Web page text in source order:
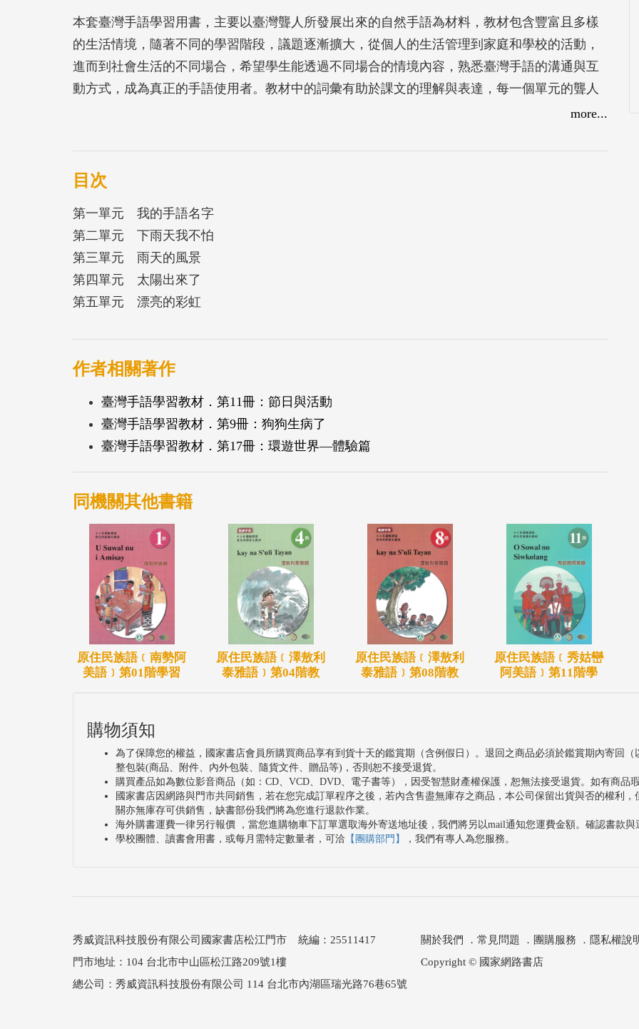
本套臺灣手語學習用書，主要以臺灣聾人所發展出來的自然手語為材料，教材包含豐富且多樣
的生活情境，隨著不同的學習階段，議題逐漸擴大，從個人的生活管理到家庭和學校的活動，
進而到社會生活的不同場合，希望學生能透過不同場合的情境內容，熟悉臺灣手語的溝通與互
動方式，成為真正的手語使用者。教材中的詞彙有助於課文的理解與表達，每一個單元的聾人
文化議題，均是特別設計，讓學生有機會透過聾人文化的議題討論，增進對聾人語言和文化的
在日常生活環境中溝通無礙，同享語言友善環境所帶來的共好社會。
more...
目次
第一單元 我的手語名字
第二單元 下雨天我不怕
第三單元 雨天的風景
第四單元 太陽出來了
第五單元 漂亮的彩虹
作者相關著作
臺灣手語學習教材．第11冊：節日與活動
臺灣手語學習教材．第9冊：狗狗生病了
臺灣手語學習教材．第17冊：環遊世界—體驗篇
同機關其他書籍
原住民族語﹝南勢阿
美語﹞第01階學習
原住民族語﹝澤敖利
泰雅語﹞第04階教
原住民族語﹝澤敖利
泰雅語﹞第08階教
原住民族語﹝秀姑巒
阿美語﹞第11階學
購物須知
為了保障您的權益，國家書店會員所購買商品享有到貨十天的鑑賞期（含例假日）。退回之商品必須於鑑賞期內寄回
整包裝(商品、附件、內外包裝、隨貨文件、贈品等)，否則恕不接受退貨。
購買產品如為數位影音商品（如：CD、VCD、DVD、電子書等），因受智慧財產權保護，恕無法接受退貨。如有商品
國家書店因網路與門市共同銷售，若在您完成訂單程序之後，若內含售盡無庫存之商品，本公司保留出貨與否的權利
關亦無庫存可供銷售，缺書部份我們將為您進行退款作業。
海外購書運費一律另行報價 ，當您進購物車下訂單選取海外寄送地址後，我們將另以mail通知您運費金額。確認書款
學校團體、讀書會用書，或每月需特定數量者，可洽 【團購部門】 ，我們有專人為您服務。
秀威資訊科技股份有限公司國家書店松江門市 統編：25511417
門市地址：104 台北市中山區松江路209號1樓
關於我們 ． 常見問題 ． 團購服務 ． 隱私權說
Copyright © 國家網路書店
總公司：秀威資訊科技股份有限公司 114 台北市內湖區瑞光路76巷65號